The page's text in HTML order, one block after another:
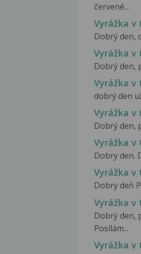
červené...
Vyrážka v
Dobrý den,
Vyrážka v
Dobrý den,
Vyrážka v
dobrý den
Vyrážka v
Dobrý den,
Vyrážka v
Dobry den.
Vyrážka v
Dobry deň
Vyrážka v
Dobrý den,
Posílám...
Vyrážka v